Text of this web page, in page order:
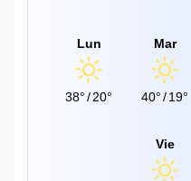
Lun
38°/20°
Mar
40°/19°
Vie